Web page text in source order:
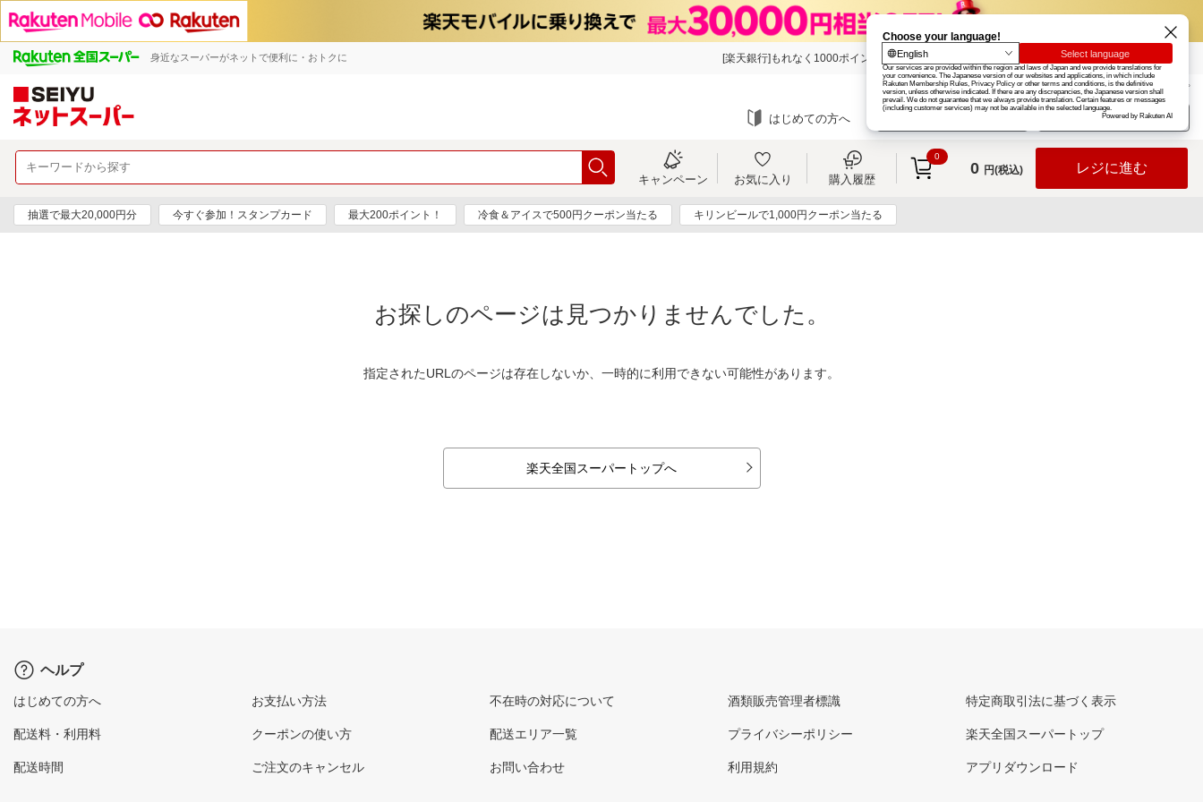
身近なスーパーがネットで便利に・おトクに [楽天銀行]もれなく1000ポイント 楽天グループ カード
お知らせ ヘルプ
はじめての方へ ログイン
キャンペーン お気に入り 購入履歴
0
0 円(税込) レジに進む
抽選で最大20,000円分 今すぐ参加！スタンプカード 最大200ポイント！ 冷食＆アイスで500円クーポン当たる キリンビールで1,000円クーポン当たる
お探しのページは見つかりませんでした。
指定されたURLのページは存在しないか、一時的に利用できない可能性があります。
楽天全国スーパートップへ
ヘルプ
はじめての方へ
配送料・利用料
配送時間
お支払い方法
クーポンの使い方
ご注文のキャンセル
不在時の対応について
配送エリア一覧
お問い合わせ
酒類販売管理者標識
プライバシーポリシー
利用規約
特定商取引法に基づく表示
楽天全国スーパートップ
アプリダウンロード